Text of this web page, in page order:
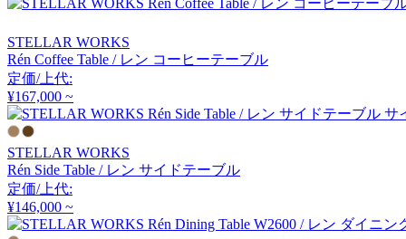
artek
アルテック
Artemide
アルテミデ
ARUNAi
STELLAR WORKS
Rén Coffee Table / レン コーヒーテーブル
定価/上代:
¥167,000 ~
STELLAR WORKS
Rén Side Table / レン サイドテーブル
定価/上代:
¥146,000 ~